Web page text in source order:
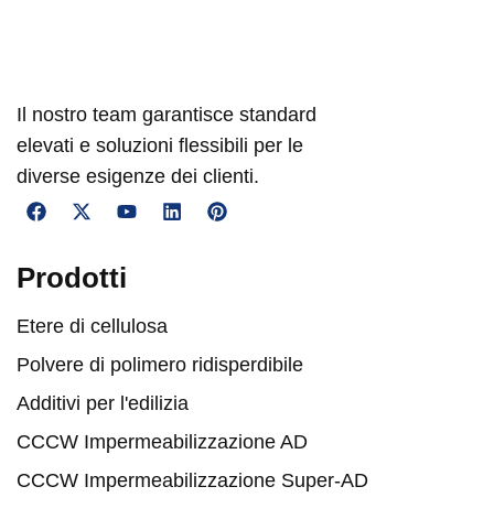
Il nostro team garantisce standard
elevati e soluzioni flessibili per le
diverse esigenze dei clienti.
Prodotti
Etere di cellulosa
Polvere di polimero ridisperdibile
Additivi per l'edilizia
CCCW Impermeabilizzazione AD
CCCW Impermeabilizzazione Super-AD